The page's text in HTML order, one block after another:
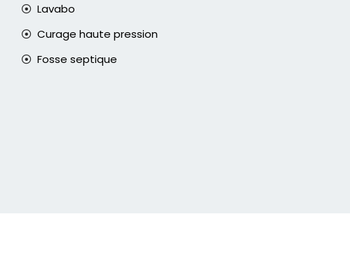
Lavabo
Curage haute pression
Fosse septique